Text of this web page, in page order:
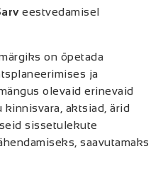
eestvedamisel
on õpetada
ja
olevaid erinevaid
aktsiad, ärid
sissetulekute
saavutamaks